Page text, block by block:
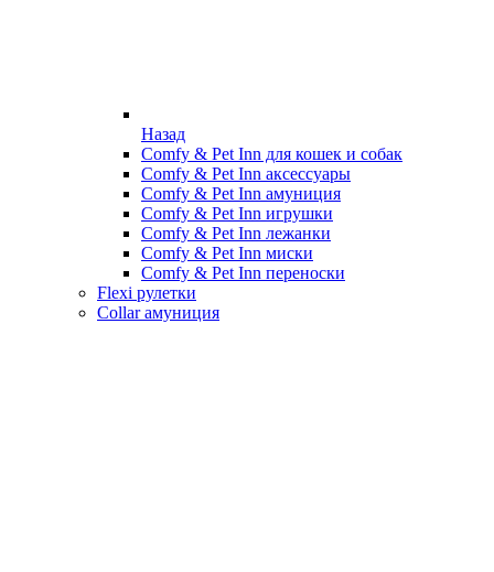
Назад
Comfy & Pet Inn для кошек и собак
Comfy & Pet Inn аксессуары
Comfy & Pet Inn амуниция
Comfy & Pet Inn игрушки
Comfy & Pet Inn лежанки
Comfy & Pet Inn миски
Comfy & Pet Inn переноски
Flexi рулетки
Collar амуниция